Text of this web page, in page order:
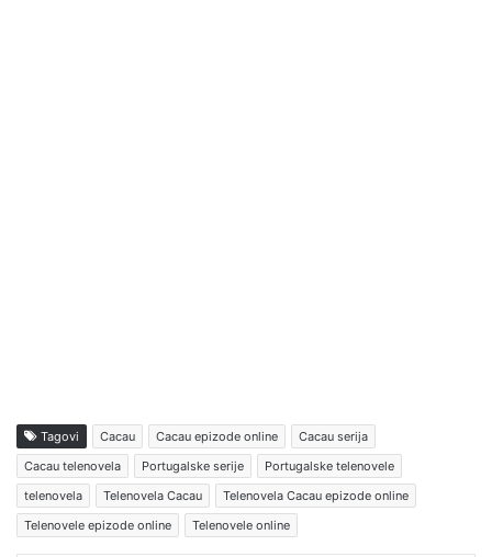
Tagovi Cacau Cacau epizode online
Cacau serija
Cacau telenovela
Portugalske serije
Portugalske telenovele
telenovela
Telenovela Cacau
Telenovela Cacau epizode online
Telenovele epizode online
Telenovele online